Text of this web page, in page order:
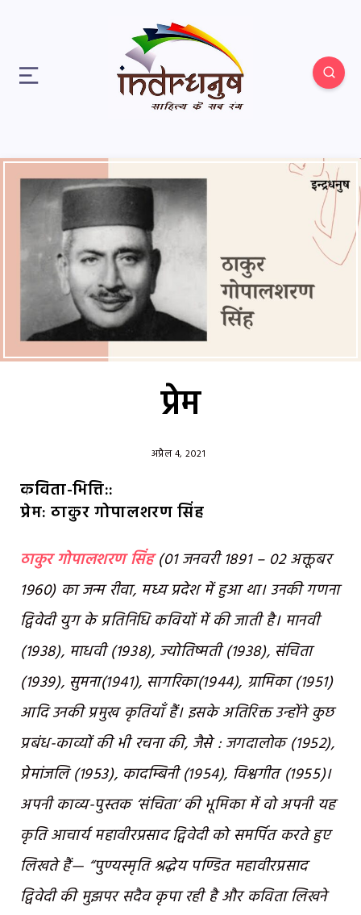
प्रेम
अप्रैल 4, 2021
कविता-भित्ति::
प्रेम: ठाकुर गोपालशरण सिंह
ठाकुर गोपालशरण सिंह(01 जनवरी 1891 – 02 अक्तूबर
1960) का जन्म रीवा, मध्य प्रदेश में हुआ था। उनकी गणना
द्विवेदी युग के प्रतिनिधि कवियों में की जाती है। मानवी
(1938), माधवी (1938), ज्योतिष्मती (1938), संचिता
(1939), सुमना(1941), सागरिका(1944), ग्रामिका (1951)
आदि उनकी प्रमुख कृतियाँ हैं। इसके अतिरिक्त उन्होंने कुछ
प्रबंध-काव्यों की भी रचना की, जैसे : जगदालोक (1952),
प्रेमांजलि (1953), कादम्बिनी (1954), विश्वगीत (1955)।
अपनी काव्य-पुस्तक ‘संचिता’ की भूमिका में वो अपनी यह
कृति आचार्य महावीरप्रसाद द्विवेदी को समर्पित करते हुए
लिखते हैं— “पुण्यस्मृति श्रद्धेय पण्डित महावीरप्रसाद
द्विवेदी की मुझपर सदैव कृपा रही है और कविता लिखने